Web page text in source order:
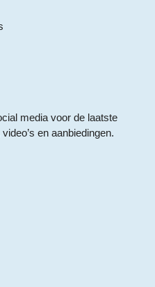
media voor de laatste
en aanbiedingen.